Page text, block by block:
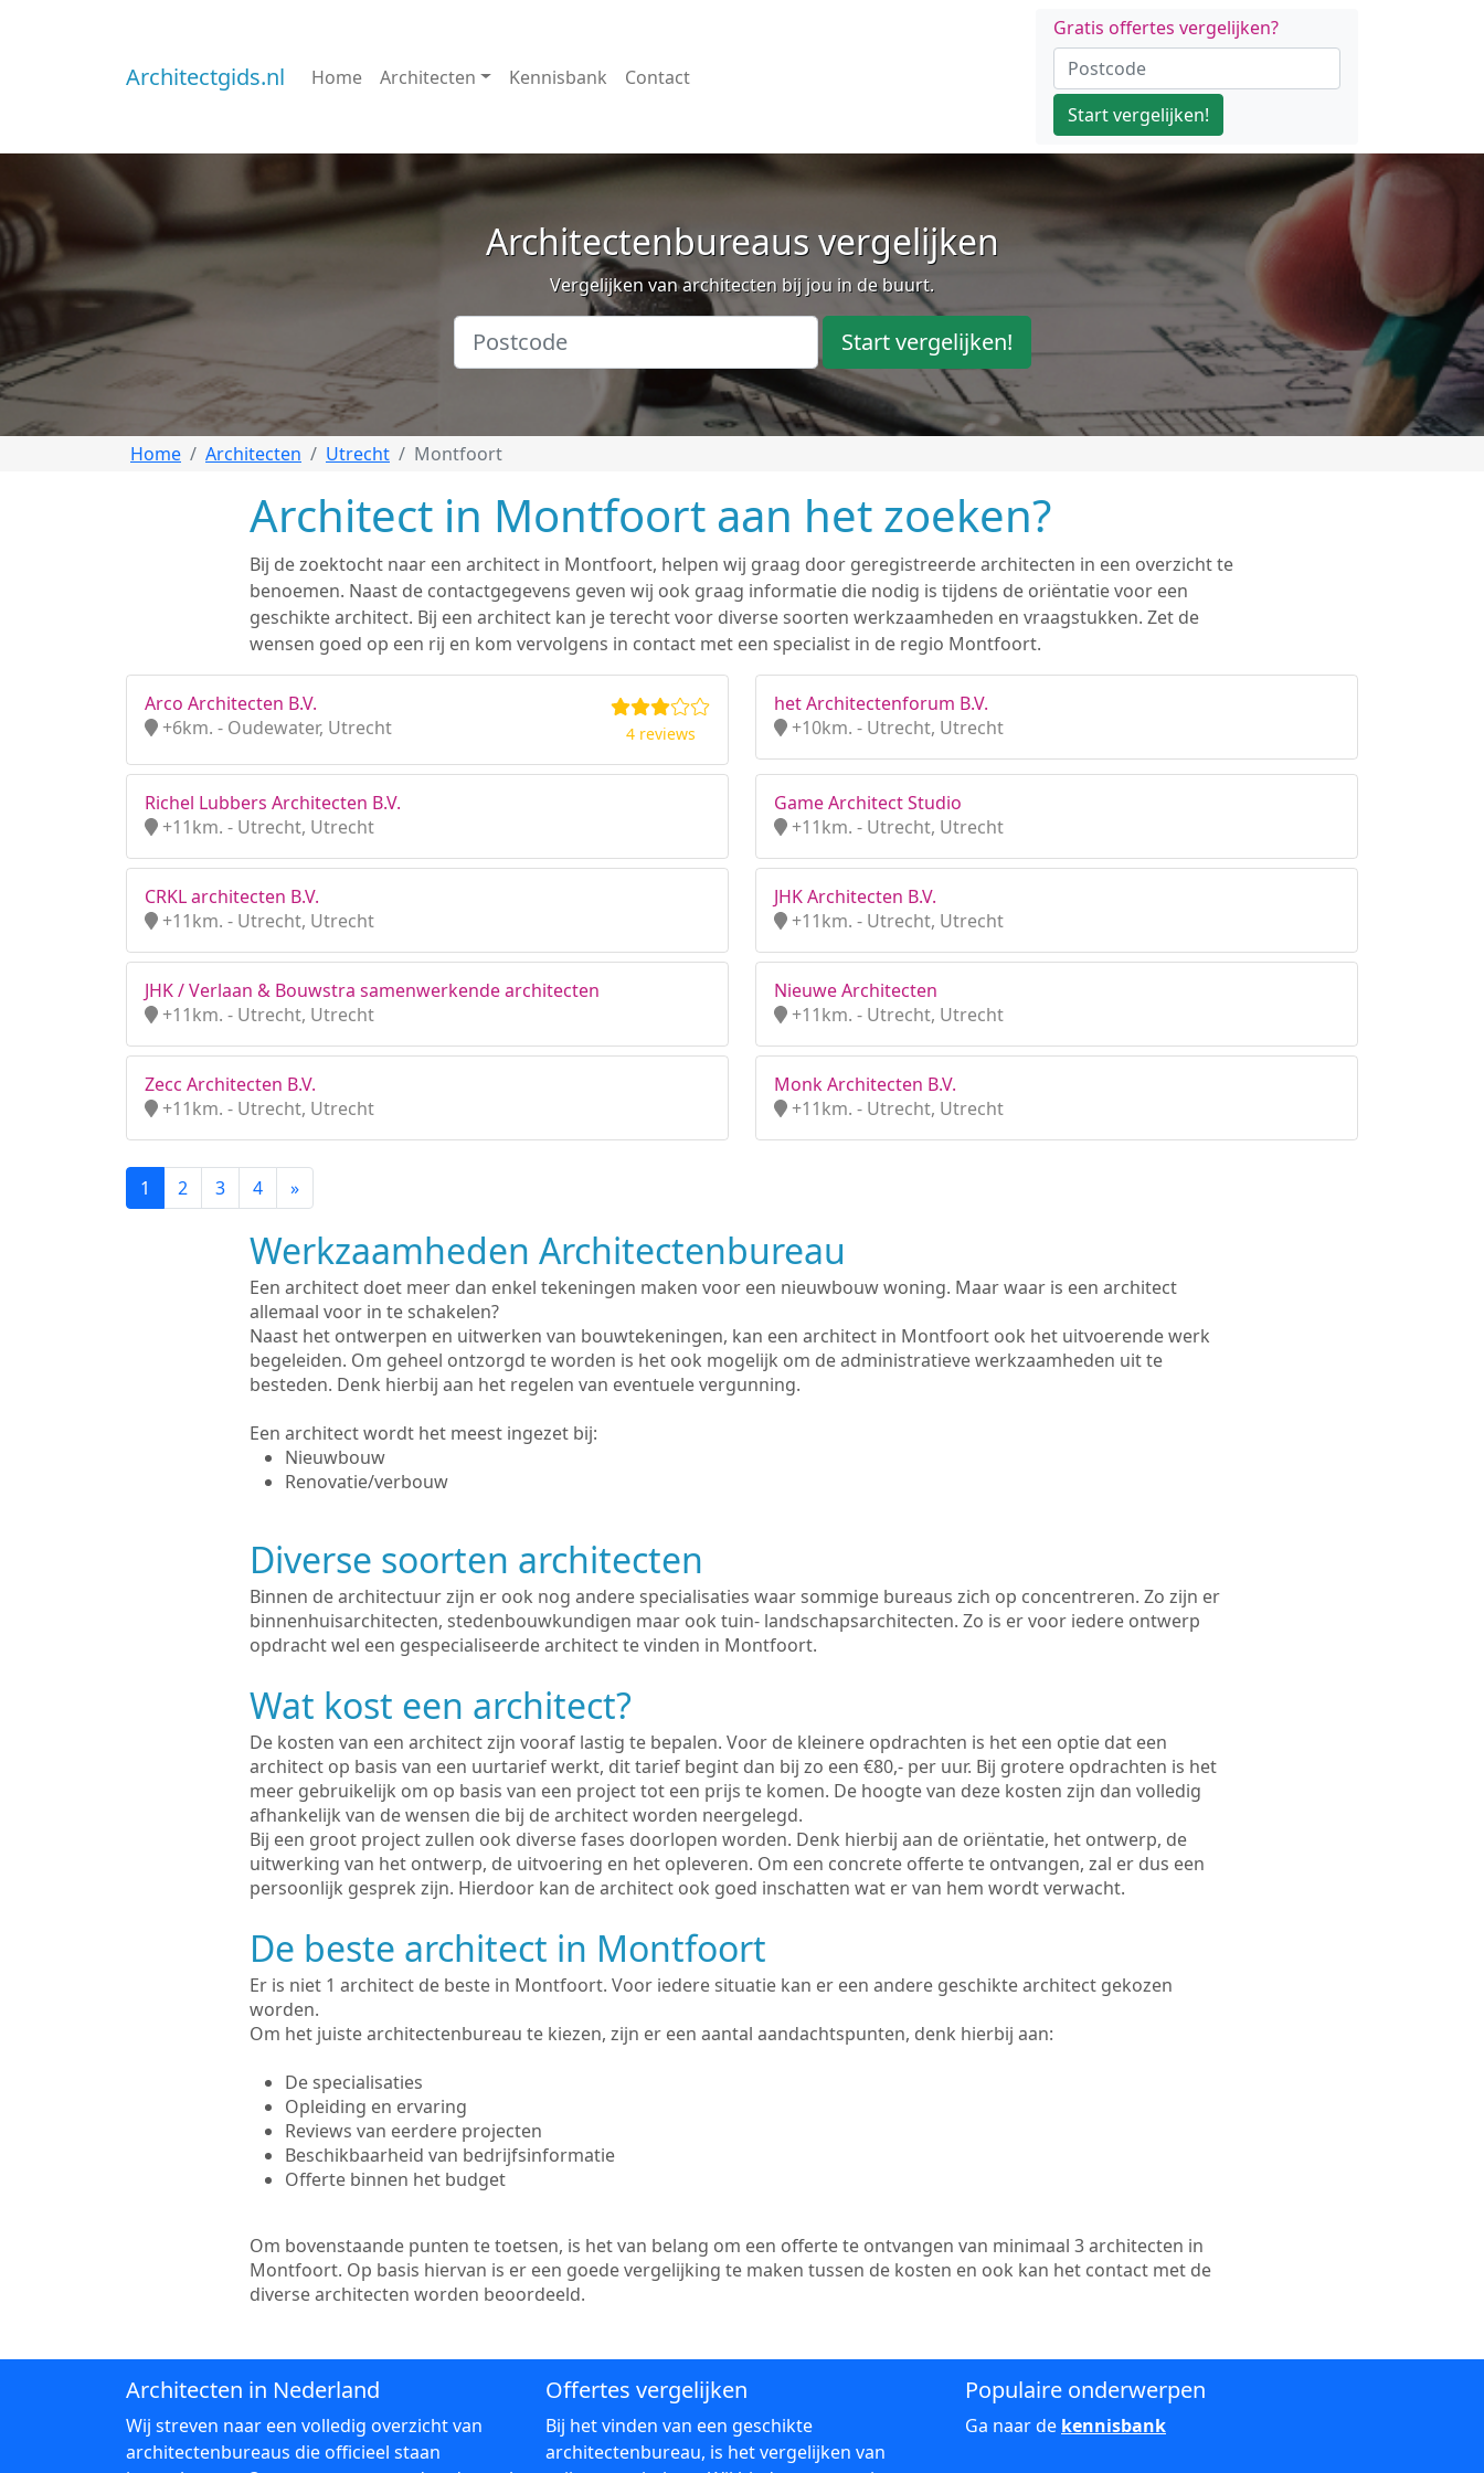
Architectgids.nl Home Architecten Kennisbank Contact
Gratis offertes vergelijken?
Start vergelijken!
Architectenbureaus vergelijken
Vergelijken van architecten bij jou in de buurt.
Start vergelijken!
Home Architecten Utrecht Montfoort
Architect in Montfoort aan het zoeken?
Bij de zoektocht naar een architect in Montfoort, helpen wij graag door geregistreerde architecten in een overzicht te
benoemen. Naast de contactgegevens geven wij ook graag informatie die nodig is tijdens de oriëntatie voor een
geschikte architect. Bij een architect kan je terecht voor diverse soorten werkzaamheden en vraagstukken. Zet de
wensen goed op een rij en kom vervolgens in contact met een specialist in de regio Montfoort.
Arco Architecten B.V.
+6km. - Oudewater, Utrecht
4 reviews
het Architectenforum B.V.
+10km. - Utrecht, Utrecht
Richel Lubbers Architecten B.V.
+11km. - Utrecht, Utrecht
Game Architect Studio
+11km. - Utrecht, Utrecht
CRKL architecten B.V.
+11km. - Utrecht, Utrecht
JHK Architecten B.V.
+11km. - Utrecht, Utrecht
JHK / Verlaan & Bouwstra samenwerkende architecten
+11km. - Utrecht, Utrecht
Nieuwe Architecten
+11km. - Utrecht, Utrecht
Zecc Architecten B.V.
+11km. - Utrecht, Utrecht
Monk Architecten B.V.
+11km. - Utrecht, Utrecht
1 2 3 4 »
Werkzaamheden Architectenbureau
Een architect doet meer dan enkel tekeningen maken voor een nieuwbouw woning. Maar waar is een architect
allemaal voor in te schakelen?
Naast het ontwerpen en uitwerken van bouwtekeningen, kan een architect in Montfoort ook het uitvoerende werk
begeleiden. Om geheel ontzorgd te worden is het ook mogelijk om de administratieve werkzaamheden uit te
besteden. Denk hierbij aan het regelen van eventuele vergunning.
Een architect wordt het meest ingezet bij:
Nieuwbouw
Renovatie/verbouw
Diverse soorten architecten
Binnen de architectuur zijn er ook nog andere specialisaties waar sommige bureaus zich op concentreren. Zo zijn er
binnenhuisarchitecten, stedenbouwkundigen maar ook tuin- landschapsarchitecten. Zo is er voor iedere ontwerp
opdracht wel een gespecialiseerde architect te vinden in Montfoort.
Wat kost een architect?
De kosten van een architect zijn vooraf lastig te bepalen. Voor de kleinere opdrachten is het een optie dat een
architect op basis van een uurtarief werkt, dit tarief begint dan bij zo een €80,- per uur. Bij grotere opdrachten is het
meer gebruikelijk om op basis van een project tot een prijs te komen. De hoogte van deze kosten zijn dan volledig
afhankelijk van de wensen die bij de architect worden neergelegd.
Bij een groot project zullen ook diverse fases doorlopen worden. Denk hierbij aan de oriëntatie, het ontwerp, de
uitwerking van het ontwerp, de uitvoering en het opleveren. Om een concrete offerte te ontvangen, zal er dus een
persoonlijk gesprek zijn. Hierdoor kan de architect ook goed inschatten wat er van hem wordt verwacht.
De beste architect in Montfoort
Er is niet 1 architect de beste in Montfoort. Voor iedere situatie kan er een andere geschikte architect gekozen
worden.
Om het juiste architectenbureau te kiezen, zijn er een aantal aandachtspunten, denk hierbij aan:
De specialisaties
Opleiding en ervaring
Reviews van eerdere projecten
Beschikbaarheid van bedrijfsinformatie
Offerte binnen het budget
Om bovenstaande punten te toetsen, is het van belang om een offerte te ontvangen van minimaal 3 architecten in
Montfoort. Op basis hiervan is er een goede vergelijking te maken tussen de kosten en ook kan het contact met de
diverse architecten worden beoordeeld.
Architecten in Nederland
Wij streven naar een volledig overzicht van
architectenbureaus die officieel staan
Offertes vergelijken
Bij het vinden van een geschikte
architectenbureau, is het vergelijken van
Populaire onderwerpen
Ga naar de kennisbank